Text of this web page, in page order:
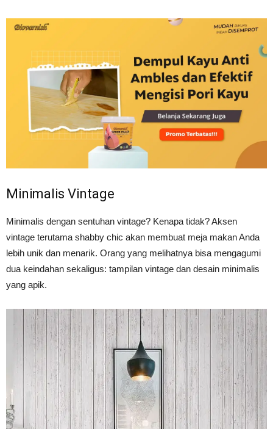
Minimalis Vintage
Minimalis dengan sentuhan vintage? Kenapa tidak? Aksen
vintage terutama shabby chic akan membuat meja makan Anda
lebih unik dan menarik. Orang yang melihatnya bisa mengagumi
dua keindahan sekaligus: tampilan vintage dan desain minimalis
yang apik.